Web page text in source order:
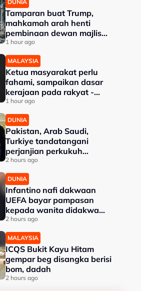
DUNIA
Tamparan buat Trump,
mahkamah arah henti
pembinaan dewan majlis
baharu White House bernilai
RM1.6 bilion
1 hour ago
MALAYSIA
Ketua masyarakat perlu
fahami, sampaikan dasar
kerajaan pada rakyat -
Abang Johari
1 hour ago
DUNIA
Pakistan, Arab Saudi,
Turkiye tandatangani
perjanjian perkukuh
pertahanan kolektif
2 hours ago
DUNIA
Infantino nafi dakwaan
UEFA bayar pampasan
kepada wanita didakwa
kekasih
2 hours ago
MALAYSIA
ICQS Bukit Kayu Hitam
gempar beg disangka berisi
bom, dadah
2 hours ago